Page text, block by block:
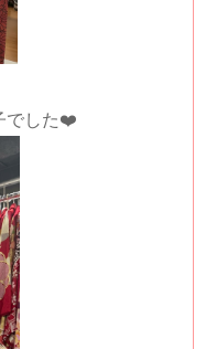
でした❤️